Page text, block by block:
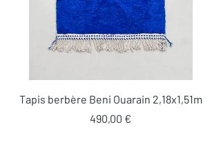
Tapis berbère Beni Ouarain 2,18x1,51m
Prix
490,00 €